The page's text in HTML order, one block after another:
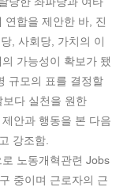
연합을 제안한 바, 진
, 사회당, 가치의 이
가능성이 확보가 됐
규모의 표를 결정할
보다 실천을 원한
제안과 행동을 본 다음
강조함.
노동개혁관련 Jobs
중이며 근로자의 근